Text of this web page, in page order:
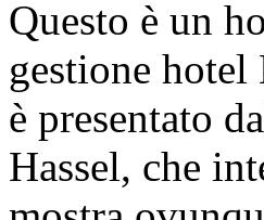
Questo è un
gestione
è presentato
Hassel, che